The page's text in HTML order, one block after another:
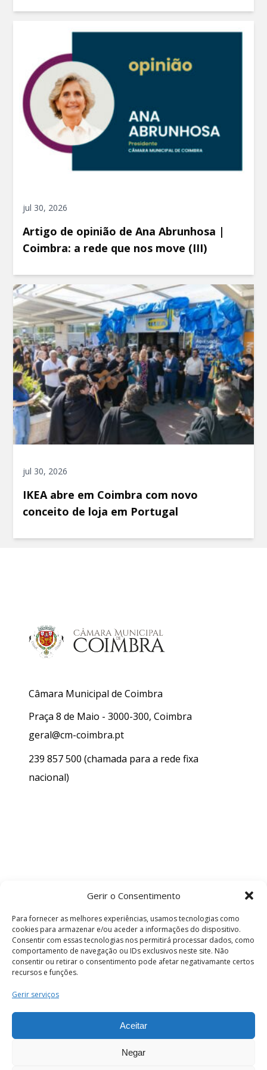
Gerir o Consentimento
Para fornecer as melhores experiências, usamos tecnologias como
cookies para armazenar e/ou aceder a informações do dispositivo.
Consentir com essas tecnologias nos permitirá processar dados, como
comportamento de navegação ou IDs exclusivos neste site. Não
consentir ou retirar o consentimento pode afetar negativamante certos
recursos e funções.
Gerir serviços
Aceitar
Negar
jul 30, 2026
Artigo de opinião de Ana Abrunhosa |
Coimbra: a rede que nos move (III)
jul 30, 2026
IKEA abre em Coimbra com novo
conceito de loja em Portugal
Câmara Municipal de Coimbra
Praça 8 de Maio - 3000-300, Coimbra
geral@cm-coimbra.pt
239 857 500 (chamada para a rede fixa
nacional)
Termos e Condições
os direitos reservados.